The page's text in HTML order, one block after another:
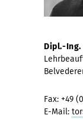
Dipl.-
Fax: +49
E-Mail: